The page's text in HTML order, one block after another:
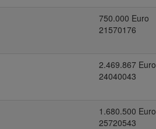
750.000 Euro
21570176
2.469.867 Euro
24040043
1.680.500 Euro
25720543